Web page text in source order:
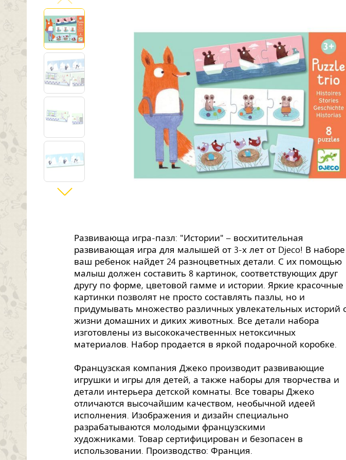
Развивающа игра-пазл: "Истории" – восхитительная
развивающая игра для малышей от 3-х лет от Djeco! В наборе
ваш ребенок найдет 24 разноцветных детали. С их помощью
малыш должен составить 8 картинок, соответствующих друг
другу по форме, цветовой гамме и истории. Яркие красочные
картинки позволят не просто составлять пазлы, но и
придумывать множество различных увлекательных историй
жизни домашних и диких животных. Все детали набора
изготовлены из высококачественных нетоксичных
материалов. Набор продается в яркой подарочной коробке.
Французская компания Джеко производит развивающие
игрушки и игры для детей, а также наборы для творчества и
детали интерьера детской комнаты. Все товары Джеко
отличаются высочайшим качеством, необычной идеей
исполнения. Изображения и дизайн специально
разрабатываются молодыми французскими
художниками. Товар сертифицирован и безопасен в
использовании. Производство: Франция.